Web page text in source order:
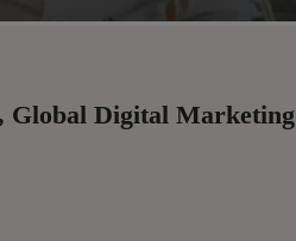
Global Digital Marketing